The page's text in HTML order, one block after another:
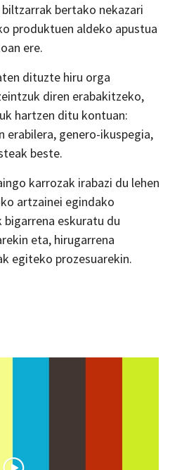
bertako nekazari
produktuen aldeko apustua
ere.
dituzte hiru orga
diren erabakitzeko,
hartzen ditu kontuan:
erabilera, genero-ikuspegia,
beste.
karrozak irabazi du lehen
artzainei egindako
eskuratu du
eta, hirugarrena
egiteko prozesuarekin.